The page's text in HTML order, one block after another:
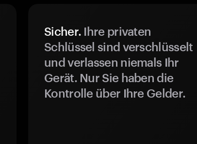
Sicher. Ihre privaten
Schlüssel sind verschlüsselt
und verlassen niemals Ihr
Gerät. Nur Sie haben die
Kontrolle über Ihre Gelder.